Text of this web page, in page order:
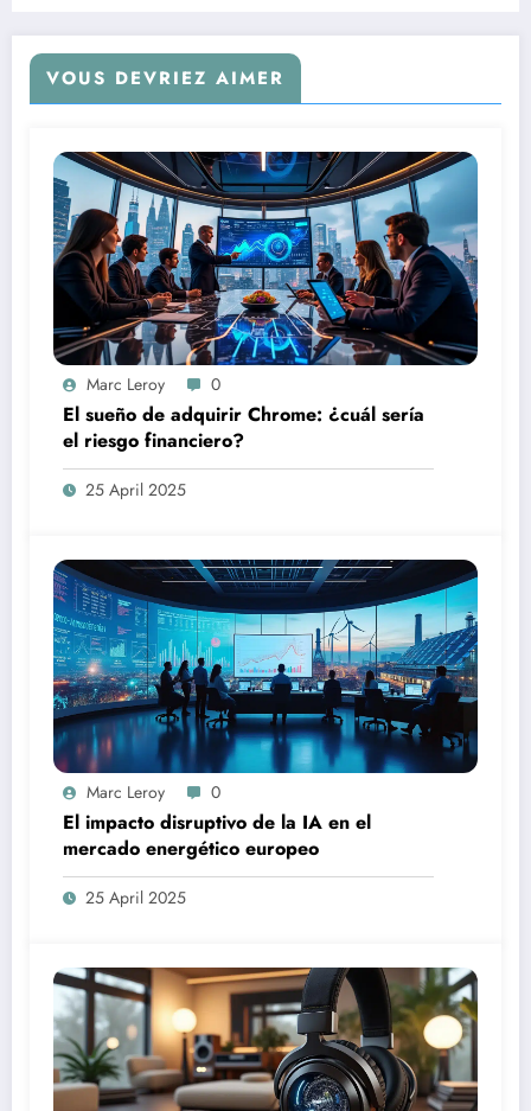
VOUS DEVRIEZ AIMER
Marc Leroy 0
El sueño de adquirir Chrome: ¿cuál sería
el riesgo financiero?
25 April 2025
Marc Leroy 0
El impacto disruptivo de la IA en el
mercado energético europeo
25 April 2025